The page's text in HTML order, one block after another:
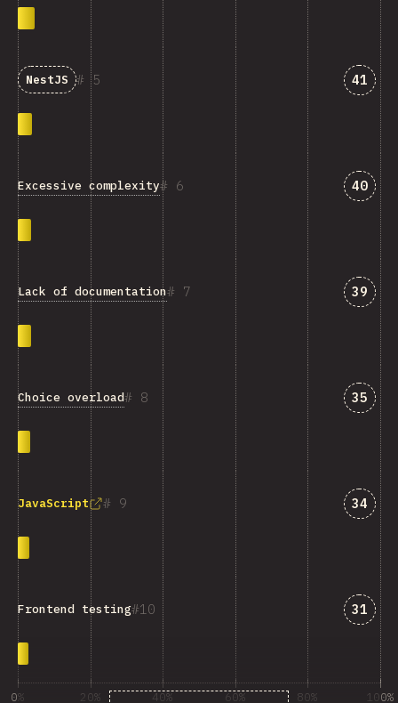
5
NestJS Svar
41
6
Excessive complexity Svar
40
7
Lack of documentation Svar
39
8
Choice overload Svar
35
9
JavaScript Svar
34
10
Frontend testing Svar
31
0% 20% 40% 60% 80% 100%